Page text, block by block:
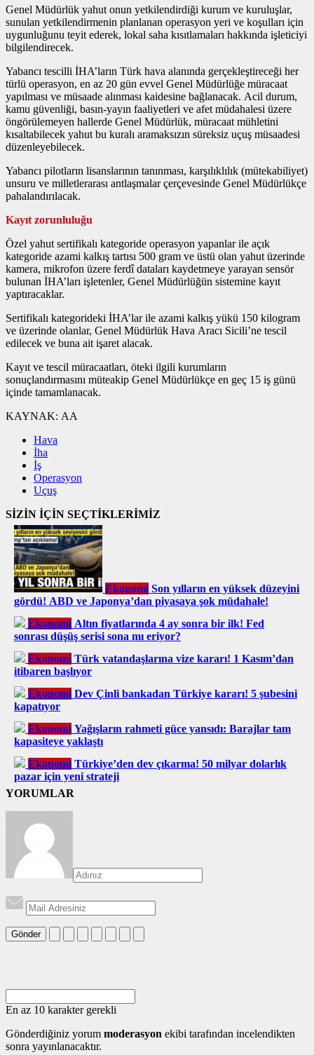
Genel Müdürlük yahut onun yetkilendirdiği kurum ve kuruluşlar,
sunulan yetkilendirmenin planlanan operasyon yeri ve koşulları için
uygunluğunu teyit ederek, lokal saha kısıtlamaları hakkında işleticiyi
bilgilendirecek.
Yabancı tescilli İHA’ların Türk hava alanında gerçekleştireceği her
türlü operasyon, en az 20 gün evvel Genel Müdürlüğe müracaat
yapılması ve müsaade alınması kaidesine bağlanacak. Acil durum,
kamu güvenliği, basın-yayın faaliyetleri ve afet müdahalesi üzere
öngörülemeyen hallerde Genel Müdürlük, müracaat mühletini
kısaltabilecek yahut bu kuralı aramaksızın süreksiz uçuş müsaadesi
düzenleyebilecek.
Yabancı pilotların lisanslarının tanınması, karşılıklılık (mütekabiliyet)
unsuru ve milletlerarası antlaşmalar çerçevesinde Genel Müdürlükçe
pahalandırılacak.
Kayıt zorunluluğu
Özel yahut sertifikalı kategoride operasyon yapanlar ile açık
kategoride azami kalkış tartısı 500 gram ve üstü olan yahut üzerinde
kamera, mikrofon üzere ferdî dataları kaydetmeye yarayan sensör
bulunan İHA’ları işletenler, Genel Müdürlüğün sistemine kayıt
yaptıracaklar.
Sertifikalı kategorideki İHA’lar ile azami kalkış yükü 150 kilogram
ve üzerinde olanlar, Genel Müdürlük Hava Aracı Sicili’ne tescil
edilecek ve buna ait işaret alacak.
Kayıt ve tescil müracaatları, öteki ilgili kurumların
sonuçlandırmasını müteakip Genel Müdürlükçe en geç 15 iş günü
içinde tamamlanacak.
KAYNAK: AA
Hava
İha
İş
Operasyon
Uçuş
SİZİN İÇİN SEÇTİKLERİMİZ
Ekonomi Son yılların en yüksek düzeyini
gördü! ABD ve Japonya’dan piyasaya şok müdahale!
Ekonomi Altın fiyatlarında 4 ay sonra bir ilk! Fed
sonrası düşüş serisi sona mı eriyor?
Ekonomi Türk vatandaşlarına vize kararı! 1 Kasım’dan
itibaren başlıyor
Ekonomi Dev Çinli bankadan Türkiye kararı! 5 şubesini
kapatıyor
Ekonomi Yağışların rahmeti güce yansıdı: Barajlar tam
kapasiteye yaklaştı
Ekonomi Türkiye’den dev çıkarma! 50 milyar dolarlık
pazar için yeni strateji
YORUMLAR
Gönder
En az 10 karakter gerekli
Gönderdiğiniz yorum moderasyon ekibi tarafından incelendikten
sonra yayınlanacaktır.